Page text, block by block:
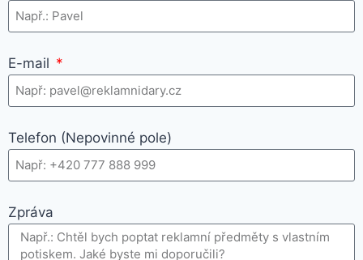
E-mail
Telefon (Nepovinné pole)
Zpráva